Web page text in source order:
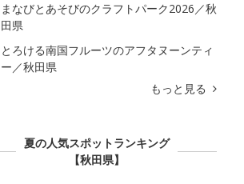
まなびとあそびのクラフトパーク2026／秋
田県
とろける南国フルーツのアフタヌーンティ
ー／秋田県
もっと見る
夏の人気スポットランキング
【秋田県】